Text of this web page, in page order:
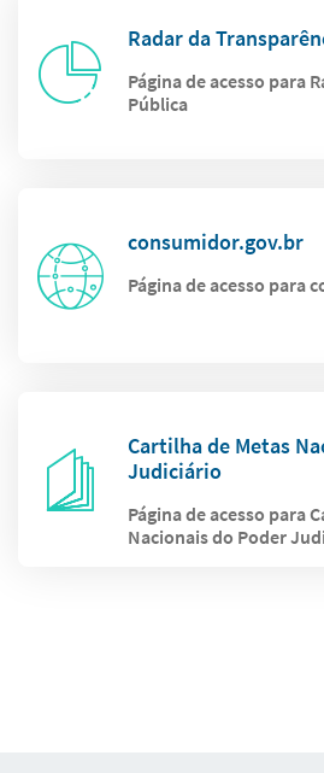
Radar da
Página de acesso para
Pública
consumidor.gov.br
Página de acesso para
Cartilha de Metas
Judiciário
Página de acesso para
Nacionais do Poder